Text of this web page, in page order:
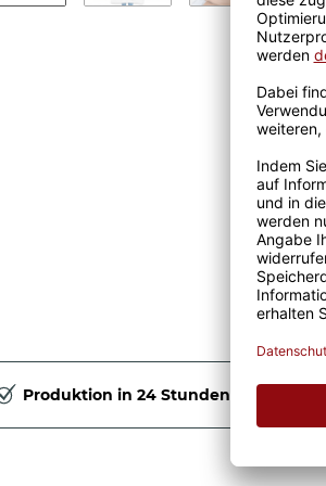
Produktion in 24 Stunden